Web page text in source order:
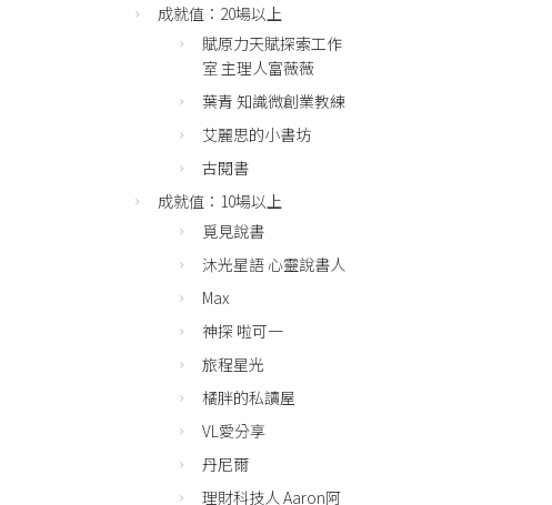
成就值：20場以上
賦原力天賦探索工作
室 主理人富薇薇
葉青 知識微創業教練
艾麗思的小書坊
古閱書
成就值：10場以上
覓見說書
沐光星語 心靈說書人
Max
神探 啦可一
旅程星光
橘胖的私讀屋
VL愛分享
丹尼爾
理財科技人 Aaron阿